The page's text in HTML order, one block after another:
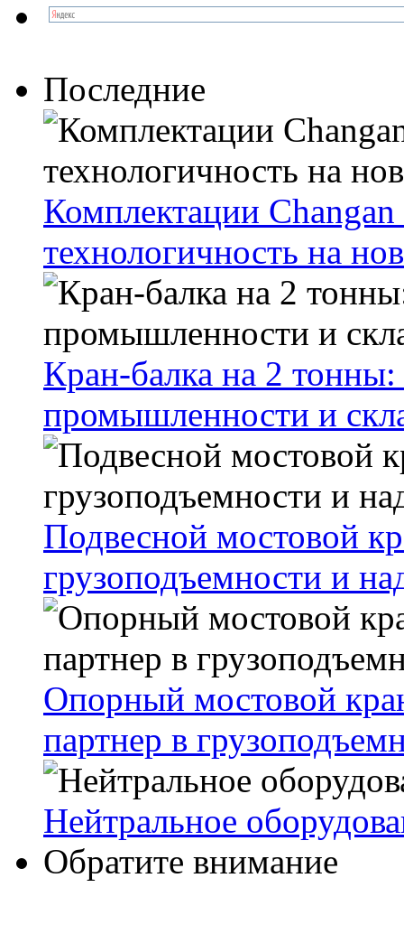
Последние
Комплектации
технологичность на
Кран-балка на 2
промышленности и
Подвесной мостовой
грузоподъемности и
Опорный мостовой
партнер в
Нейтральное
Обратите внимание